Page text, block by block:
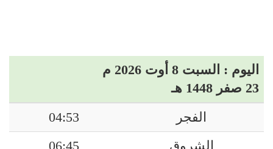
اليوم : السبت 8 أوت 2026 م
23 صفر 1448 هـ
الفجر
04:53
الشروق
06:45